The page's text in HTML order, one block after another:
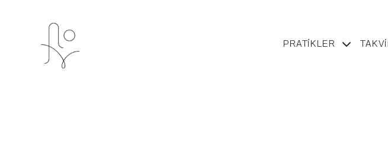
PRATIKLER